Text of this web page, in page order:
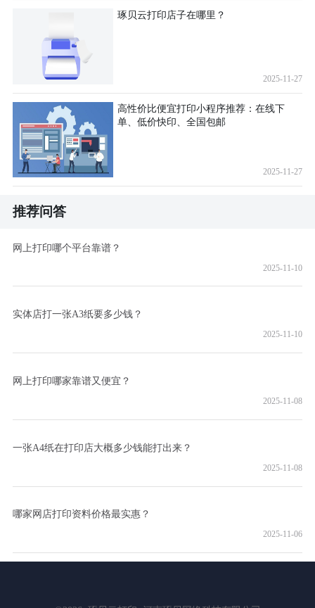
琢贝云打印店子在哪里？
2025-11-27
高性价比便宜打印小程序推荐：在线下
单、低价快印、全国包邮
2025-11-27
推荐问答
网上打印哪个平台靠谱？
2025-11-10
实体店打一张A3纸要多少钱？
2025-11-10
网上打印哪家靠谱又便宜？
2025-11-08
一张A4纸在打印店大概多少钱能打出来？
2025-11-08
哪家网店打印资料价格最实惠？
2025-11-06